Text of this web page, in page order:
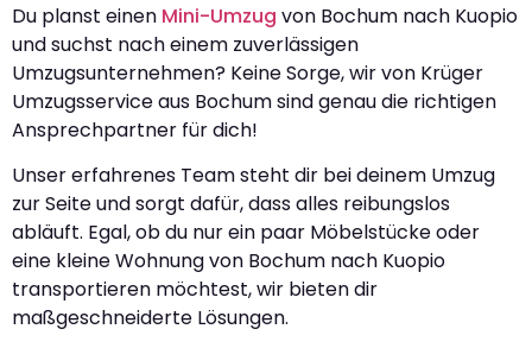
Du planst einen Mini-Umzug von Bochum nach Kuopio
und suchst nach einem zuverlässigen
Umzugsunternehmen? Keine Sorge, wir von Krüger
Umzugsservice aus Bochum sind genau die richtigen
Ansprechpartner für dich!
Unser erfahrenes Team steht dir bei deinem Umzug
zur Seite und sorgt dafür, dass alles reibungslos
abläuft. Egal, ob du nur ein paar Möbelstücke oder
eine kleine Wohnung von Bochum nach Kuopio
transportieren möchtest, wir bieten dir
maßgeschneiderte Lösungen.